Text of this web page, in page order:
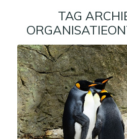
TAG